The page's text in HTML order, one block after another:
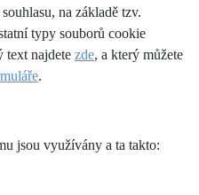
na základě tzv.
typy souborů cookie
text najdete zde, a který můžete
.
jsou využívány a ta takto: